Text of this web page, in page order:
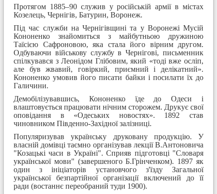
Протягом 1885–90 служив у російській армії в містах
Козелець, Чернігів, Батурин, Воронеж.
Під час служби на Чернігівщині та у Воронежі Мусій
Кононенко знайомиться з майбутньою дружиною
Таїсією Сафроновою, яка стала його вірним другом.
Одбуваючи військову службу в Чернігові, письменник
спілкувався з Леонідом Глібовим, який «тоді вже осліп,
але був жвавий, говіркий, приємний і делікатний».
Кононенко умовив його писати байки і посилати їх до
Галичини.
Демобілізувавшись, Кононенко їде до Одеси і
влаштовується працювати нічним сторожем. Друкує свої
оповідання в «Одеських новостях». 1892 став
чиновником Південно-Західної залізниці.
Популяризував українську друковану продукцію. У
власній домівці таємно організував лекції В.Антоновича
"Козацькі часи в Україні". Сприяв підготовці "Словаря
української мови" (завершеного Б.Грінченком). 1897 як
один з ініціаторів установчого з'їзду Загальної
української безпартійної організації включений до її
ради (востаннє переобраний туди 1900).